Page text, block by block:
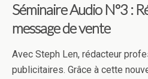
Séminaire Audio N°3 :
message de vente
Avec Steph Len, rédacteur
publicitaires. Grâce à cette